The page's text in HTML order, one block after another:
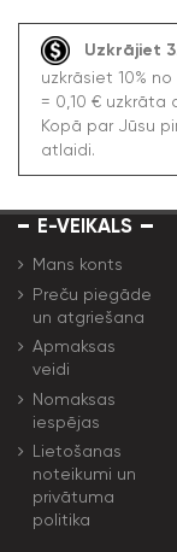
Uzkrājiet
uzkrāsiet 10%
= 0,10 € uzkrāta
Kopā par Jūsu
atlaidi.
E-VEIKALS
Mans konts
Preču piegāde
un atgriešana
Apmaksas
veidi
Nomaksas
iespējas
Lietošanas
noteikumi un
privātuma
politika